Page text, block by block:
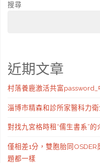
搜尋
近期文章
村落養鹿激活共富
淄博市精森和診所家醫科力
對找九宮格時租“儒生書系”的
僅相差1分，雙胞胎同
題都一樣